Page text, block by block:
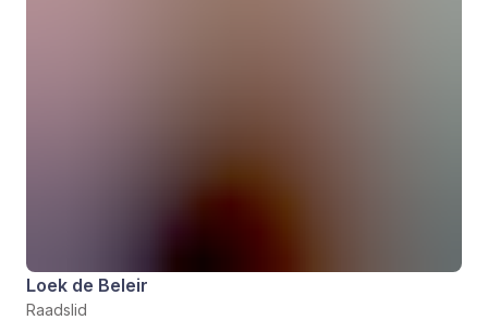
Loek de Beleir
Raadslid